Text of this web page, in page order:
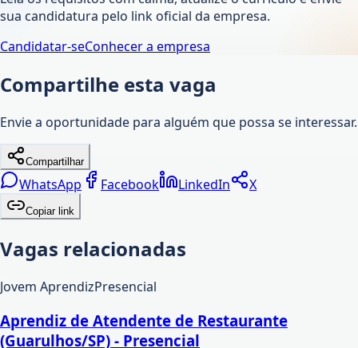
sua candidatura pelo link oficial da empresa.
Candidatar-seConhecer a empresa
Compartilhe esta vaga
Envie a oportunidade para alguém que possa se interessar.
Compartilhar
WhatsApp Facebook LinkedIn X
Copiar link
Vagas relacionadas
Jovem AprendizPresencial
Aprendiz de Atendente de Restaurante
(Guarulhos/SP) - Presencial